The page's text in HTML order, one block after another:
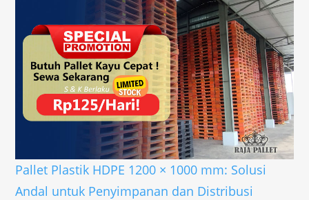
Pallet Plastik HDPE 1200 × 1000 mm: Solusi
Andal untuk Penyimpanan dan Distribusi